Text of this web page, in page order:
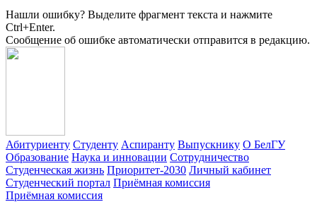
Нашли ошибку? Выделите фрагмент текста и нажмите
Ctrl+Enter.
Сообщение об ошибке автоматически отправится в редакцию.
Абитуриенту Студенту Аспиранту Выпускнику О БелГУ
Образование Наука и инновации Сотрудничество
Студенческая жизнь Приоритет-2030 Личный кабинет
Студенческий портал Приёмная комиссия
Приёмная комиссия